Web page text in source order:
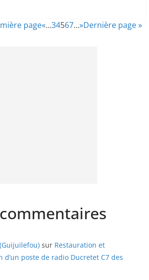
page«…34567…»Dernière page »
sur Restauration et
d’un poste de radio Ducretet C7 des